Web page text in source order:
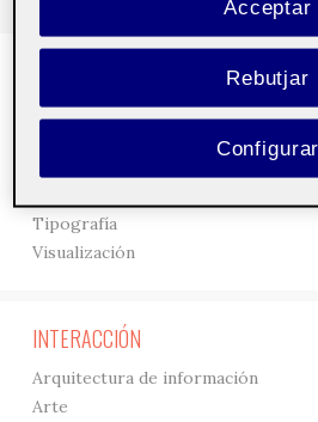
3D
Tipografía
Visualización
INTERACCIÓN
Arquitectura de información
Arte
Rebutjar
Acceptar
Configurar